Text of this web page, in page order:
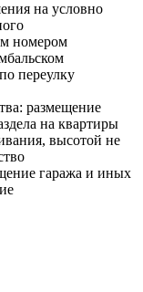
на условно
номером
переулку
размещение
на квартиры
высотой не
гаража и иных